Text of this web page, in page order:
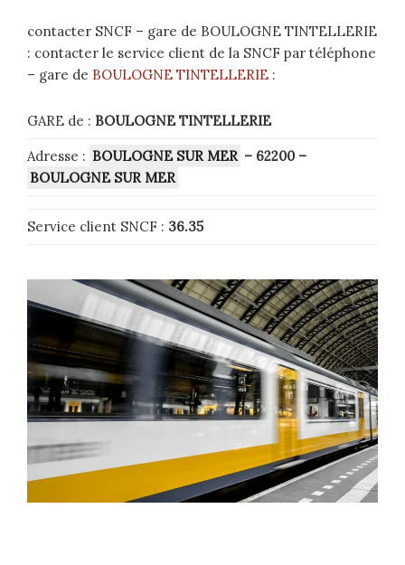
contacter SNCF – gare de BOULOGNE TINTELLERIE
: contacter le service client de la SNCF par téléphone
– gare de BOULOGNE TINTELLERIE :
GARE de : BOULOGNE TINTELLERIE
Adresse : BOULOGNE SUR MER – 62200 –
BOULOGNE SUR MER
Service client SNCF : 36.35